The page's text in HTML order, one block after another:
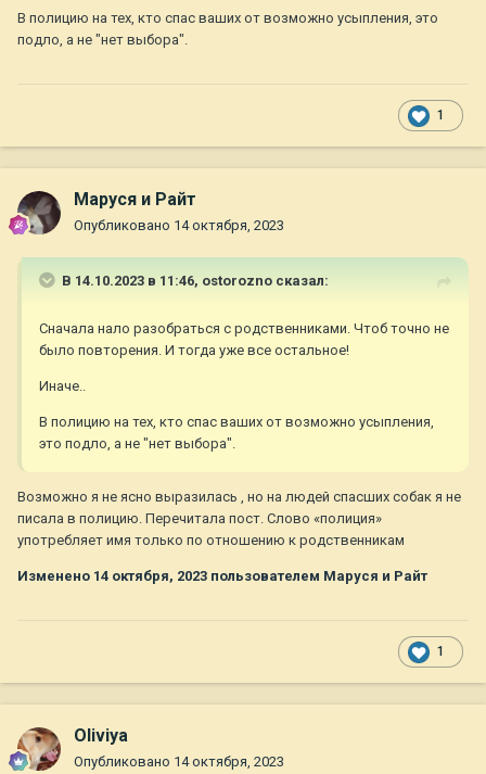
В полицию на тех, кто спас ваших от возможно усыпления, это
подло, а не "нет выбора".
1
Маруся и Райт
Опубликовано 14 октября, 2023
В 14.10.2023 в 11:46, ostorozno сказал:
Сначала нало разобраться с родственниками. Чтоб точно не
было повторения. И тогда уже все остальное!
Иначе..
В полицию на тех, кто спас ваших от возможно усыпления,
это подло, а не "нет выбора".
Возможно я не ясно выразилась , но на людей спасших собак я не
писала в полицию. Перечитала пост. Слово «полиция»
употребляет имя только по отношению к родственникам
Изменено 14 октября, 2023 пользователем Маруся и Райт
1
Oliviya
Опубликовано 14 октября, 2023